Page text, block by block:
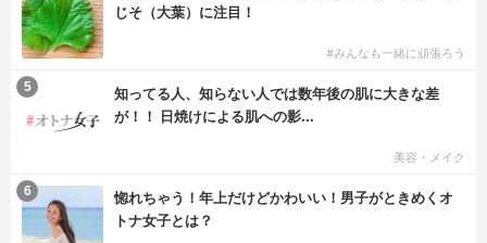
じそ（大葉）に注目！
#みんなも一緒に頑張ろう
知ってる人、知らない人では数年後の肌に大きな差
が！！ 日焼けによる肌への影...
美容・メイク
5
惚れちゃう！年上だけどかわいい！男子がときめくオ
トナ女子とは？
6